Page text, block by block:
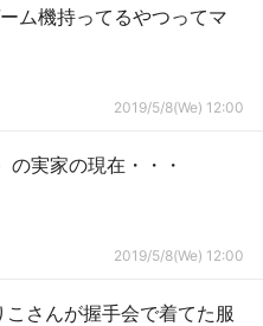
ム機持ってるやつってマ
2019/5/8(We) 12:00
の実家の現在・・・
2019/5/8(We) 12:00
こさんが握手会で着てた服